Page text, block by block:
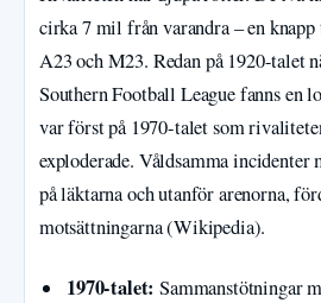
cirka 7 mil från varandra – en
A23 och M23. Redan på 1920-talet
Southern Football League fanns en
var först på 1970-talet som
exploderade. Våldsamma incidenter
på läktarna och utanför arenorna,
motsättningarna (Wikipedia).
1970-talet: Sammanstötningar